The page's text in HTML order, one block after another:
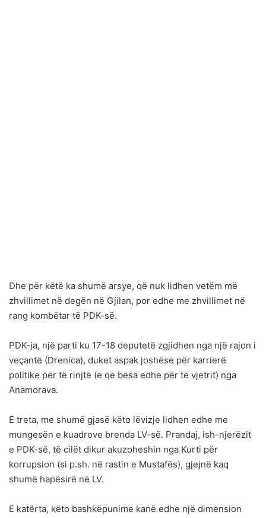
Dhe për këtë ka shumë arsye, që nuk lidhen vetëm më
zhvillimet në degën në Gjilan, por edhe me zhvillimet në
rang kombëtar të PDK-së.
PDK-ja, një parti ku 17-18 deputetë zgjidhen nga një rajon i
veçantë (Drenica), duket aspak joshëse për karrierë
politike për të rinjtë (e qe besa edhe për të vjetrit) nga
Anamorava.
E treta, me shumë gjasë këto lëvizje lidhen edhe me
mungesën e kuadrove brenda LV-së. Prandaj, ish-njerëzit
e PDK-së, të cilët dikur akuzoheshin nga Kurti për
korrupsion (si p.sh. në rastin e Mustafës), gjejnë kaq
shumë hapësirë në LV.
E katërta, këto bashkëpunime kanë edhe një dimension